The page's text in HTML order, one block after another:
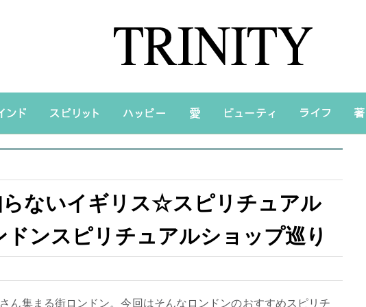
らないイギリス☆スピリチュアル
ドンスピリチュアルショップ巡り
ん集まる街ロンドン。今回はそんなロンドンのおすすめスピリチ